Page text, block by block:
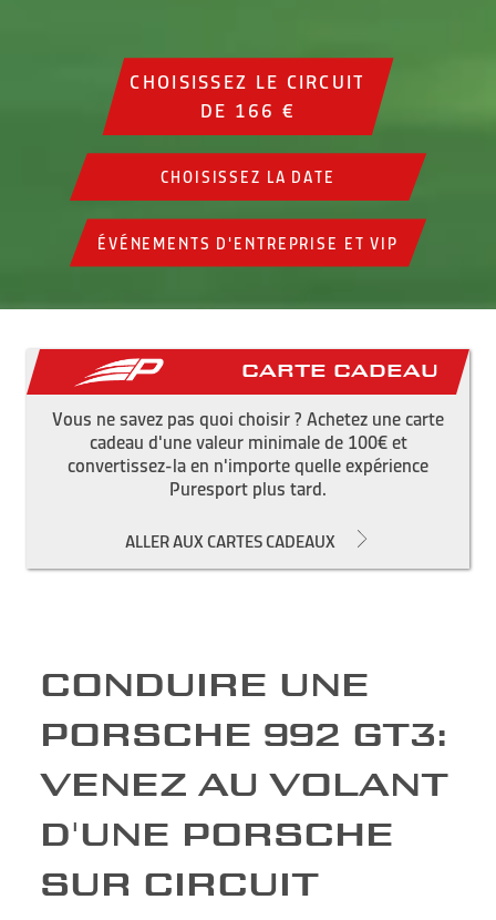
CHOISISSEZ LE CIRCUIT
DE 166 €
CHOISISSEZ LA DATE
ÉVÉNEMENTS D'ENTREPRISE ET VIP
Carte cadeau
Vous ne savez pas quoi choisir ? Achetez une carte
cadeau d'une valeur minimale de 100€ et
convertissez-la en n'importe quelle expérience
Puresport plus tard.
ALLER AUX CARTES CADEAUX
CONDUIRE UNE
PORSCHE 992 GT3:
VENEZ AU VOLANT
D'UNE PORSCHE
SUR CIRCUIT